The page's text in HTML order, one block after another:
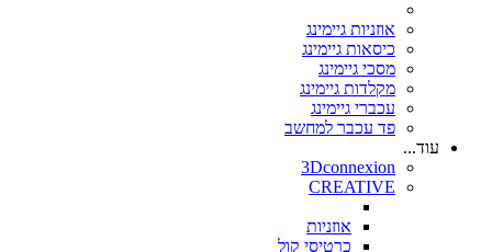
אוזניות גיימינג
כיסאות גיימינג
מסכי גיימינג
מקלדות גיימינג
עכברי גיימינג
פד עכבר למחשב
עוד...
3Dconnexion
CREATIVE
אוזניות
כרטיסי קול